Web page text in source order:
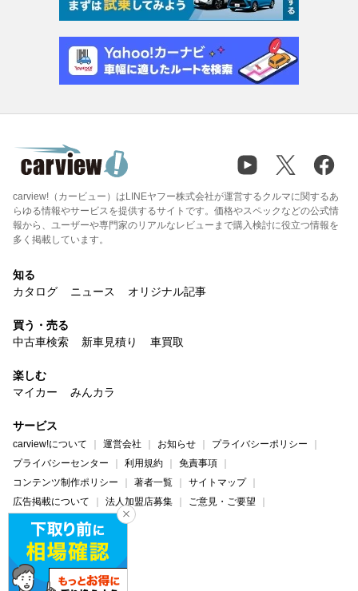
carview!（カービュー）はLINEヤフー株式会社が運営するクルマに関するあ
らゆる情報やサービスを提供するサイトです。価格やスペックなどの公式情
報から、ユーザーや専門家のリアルなレビューまで購入検討に役立つ情報を
多く掲載しています。
知る
カタログ
ニュース オリジナル記事
買う・売る
中古車検索
新車見積り 車買取
楽しむ
マイカー
みんカラ
サービス
carview!について 運営会社 お知らせ
プライバシーポリシー
プライバシーセンター
利用規約
免責事項
コンテンツ制作ポリシー
著者一覧
サイトマップ
広告掲載について
法人加盟店募集
ご意見・ご要望
ヘルプ・お問い合わせ
carview! Yahoo! JAPAN